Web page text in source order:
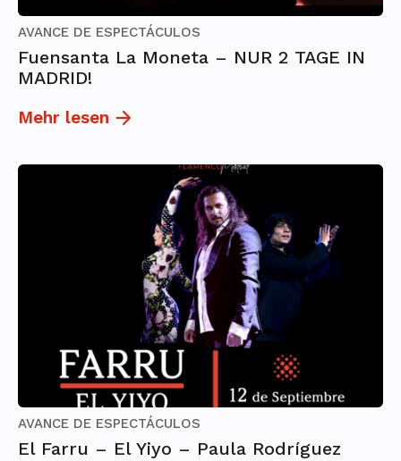
AVANCE DE ESPECTÁCULOS
Fuensanta La Moneta – NUR 2 TAGE IN
MADRID!
Mehr lesen
AVANCE DE ESPECTÁCULOS
El Farru – El Yiyo – Paula Rodríguez